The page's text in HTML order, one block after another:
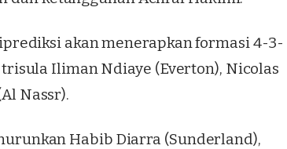
akan menerapkan formasi 4-3-
Iliman Ndiaye (Everton), Nicolas
Nassr).
Habib Diarra (Sunderland),